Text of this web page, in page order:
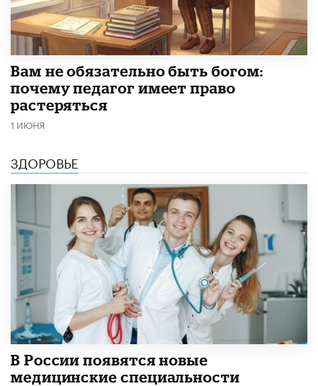
​Вам не обязательно быть богом:
почему педагог имеет право
растеряться
1 ИЮНЯ
ЗДОРОВЬЕ
В России появятся новые
медицинские специальности